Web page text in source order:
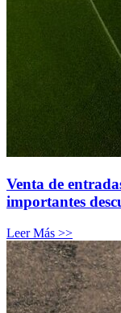
Venta de
importantes
Leer Más >>